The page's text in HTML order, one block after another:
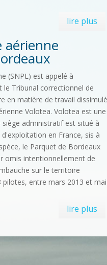
lire plus
aérienne
(SNPL) est appelé à
le Tribunal correctionnel de
en matière de travail dissimulé
Volotea. Volotea est une
administratif est situé à
en France, sis à
le Parquet de Bordeaux
omis intentionnellement de
sur le territoire
entre mars 2013 et mai
lire plus